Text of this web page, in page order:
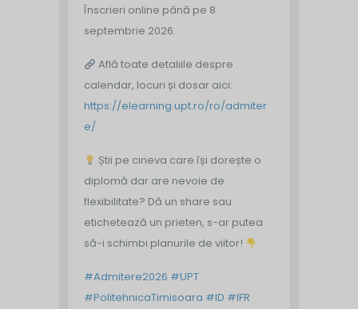
Înscrieri online până pe 8
septembrie 2026.
Află toate detaliile despre
calendar, locuri și dosar aici:
https://elearning.upt.ro/ro/admiter
e/
Știi pe cineva care își dorește o
diplomă dar are nevoie de
flexibilitate? Dă un share sau
etichetează un prieten, s-ar putea
să-i schimbi planurile de viitor!
#Admitere2026 #UPT
#PolitehnicaTimisoara #ID #IFR